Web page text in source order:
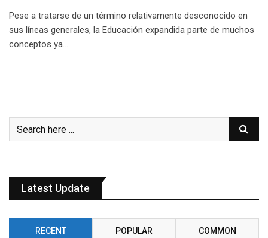
Pese a tratarse de un término relativamente desconocido en
sus líneas generales, la Educación expandida parte de muchos
conceptos ya…
Latest Update
RECENT POPULAR COMMON